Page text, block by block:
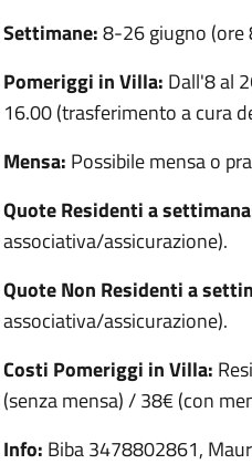
Settimane:8-26 giugno (ore
Pomeriggi in Villa: Dall'8 al
16.00 (trasferimento a cura
Mensa: Possibile mensa o
Quote Residenti a
associativa/assicurazione).
Quote Non Residenti a
associativa/assicurazione).
Costi Pomeriggi in Villa:
(senza mensa) / 38€ (con
Info: Biba 3478802861,